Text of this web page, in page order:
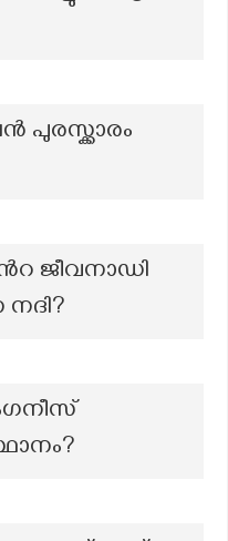
പുരസ്ക്കാരം
ജീവനാഡി
നദി?